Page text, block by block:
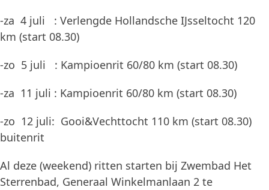
-za 4 juli : Verlengde Hollandsche IJsseltocht 120
km (start 08.30)
-zo 5 juli : Kampioenrit 60/80 km (start 08.30)
-za 11 juli : Kampioenrit 60/80 km (start 08.30)
-zo 12 juli: Gooi&Vechttocht 110 km (start 08.30)
buitenrit
Al deze (weekend) ritten starten bij Zwembad Het
Sterrenbad, Generaal Winkelmanlaan 2 te